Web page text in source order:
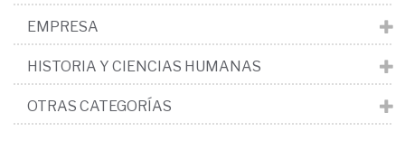
EMPRESA
HISTORIA Y CIENCIAS HUMANAS
OTRAS CATEGORÍAS